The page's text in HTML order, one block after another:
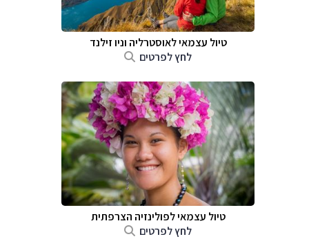
טיול עצמאי לאוסטרליה וניו זילנד
לחץ לפרטים
טיול עצמאי לפולינזיה הצרפתית
לחץ לפרטים